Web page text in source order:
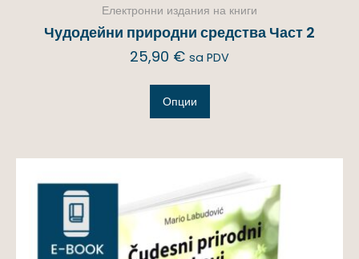
Електронни издания на книги
Чудодейни природни средства Част 2
25,90 € sa PDV
Опции